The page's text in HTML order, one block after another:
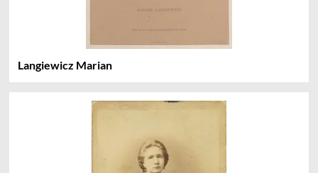
Langiewicz Marian